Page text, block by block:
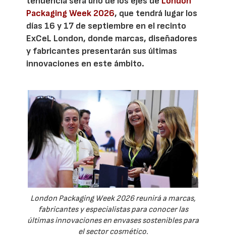
Packaging Week 2026, que tendrá lugar los
días 16 y 17 de septiembre en el recinto
ExCeL London, donde marcas, diseñadores
y fabricantes presentarán sus últimas
innovaciones en este ámbito.
London Packaging Week 2026 reunirá a marcas,
fabricantes y especialistas para conocer las
últimas innovaciones en envases sostenibles para
el sector cosmético.